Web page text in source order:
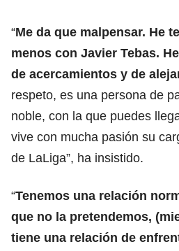
“Me da que malpensar. He
menos con Javier Tebas.
de acercamientos y de
respeto, es una persona de
noble, con la que puedes
vive con mucha pasión su
de LaLiga”, ha insistido.
“Tenemos una relación
que no la pretendemos,
tiene una relación de